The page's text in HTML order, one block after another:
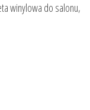
winylowa do salonu,